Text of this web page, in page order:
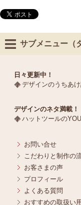
サブメニュー（
日々更新中！
デザインのうちあ
デザインのネタ満載！
ハットツールの
お問い合せ
こだわりと制作の
お客さまの声
プロフィール
よくある質問
おすすめの取扱い